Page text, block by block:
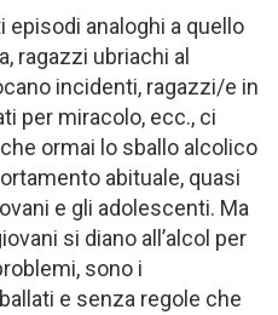
episodi analoghi a quello
ragazzi ubriachi al
incidenti, ragazzi/e in
per miracolo, ecc., ci
ormai lo sballo alcolico
abituale, quasi
e gli adolescenti. Ma
si diano all’alcol per
sono i
e senza regole che